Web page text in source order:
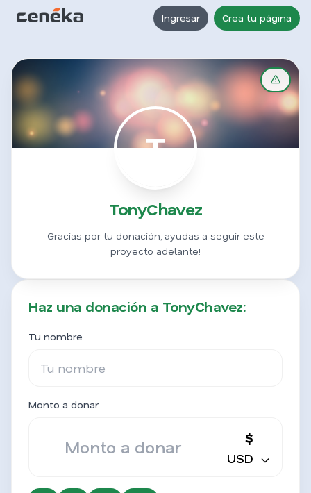
Ingresar Crea tu página
T
TonyChavez
Gracias por tu donación, ayudas a seguir este
proyecto adelante!
Haz una donación a TonyChavez:
Tu nombre
Monto a donar
$
USD